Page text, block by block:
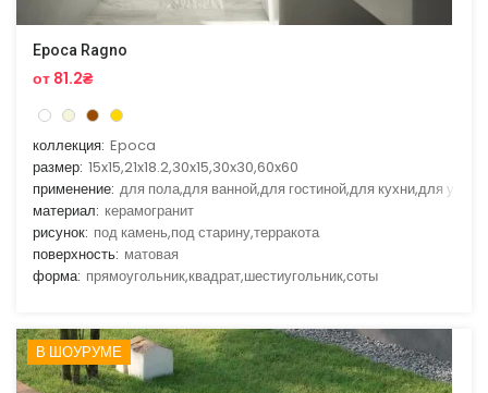
Epoca Ragno
от 81.2₴
коллекция: Epoca
размер: 15x15,21x18.2,30x15,30x30,60x60
применение: для пола,для ванной,для гостиной,для кухни,для улицы
материал: керамогранит
рисунок: под камень,под старину,терракота
поверхность: матовая
форма: прямоугольник,квадрат,шестиугольник,соты
В ШОУРУМЕ